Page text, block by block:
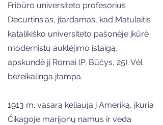
Fribūro universiteto profesorius
Decurtins'as, įtardamas, kad Matulaitis
katalikiško universiteto pašonėje įkūrė
modernistų auklėjimo įstaigą,
apskundė jį Romai (P. Būčys, 25). Vėl
bereikalinga įtampa.
1913 m. vasarą keliauja į Ameriką, įkuria
Čikagoje marijonų namus ir veda